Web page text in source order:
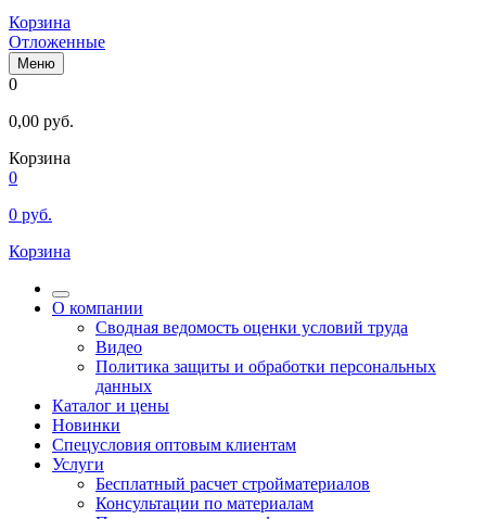
Корзина
Отложенные
Меню
0
0,00 руб.
Корзина
0
0 руб.
Корзина
О компании
Сводная ведомость оценки условий труда
Видео
Политика защиты и обработки персональных
данных
Каталог и цены
Новинки
Спецусловия оптовым клиентам
Услуги
Бесплатный расчет стройматериалов
Консультации по материалам